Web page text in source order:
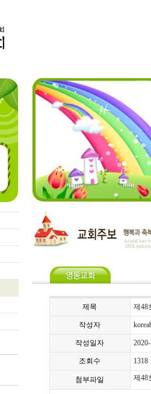
제목 제48
작성자
작성일자
조회수 1318
첨부파일 제48